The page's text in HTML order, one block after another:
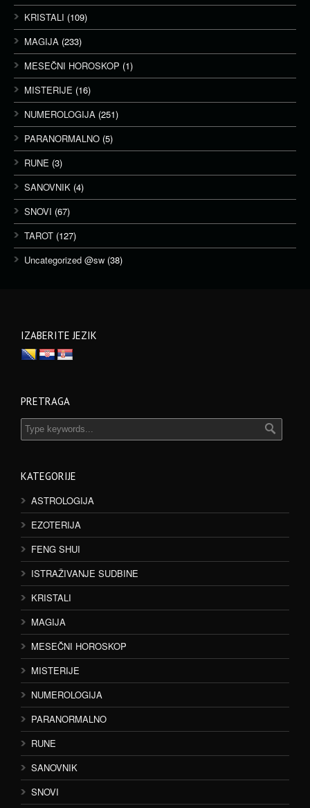
KRISTALI (109)
MAGIJA (233)
MESEČNI HOROSKOP (1)
MISTERIJE (16)
NUMEROLOGIJA (251)
PARANORMALNO (5)
RUNE (3)
SANOVNIK (4)
SNOVI (67)
TAROT (127)
Uncategorized @sw (38)
IZABERITE JEZIK
PRETRAGA
KATEGORIJE
ASTROLOGIJA
EZOTERIJA
FENG SHUI
ISTRAŽIVANJE SUDBINE
KRISTALI
MAGIJA
MESEČNI HOROSKOP
MISTERIJE
NUMEROLOGIJA
PARANORMALNO
RUNE
SANOVNIK
SNOVI